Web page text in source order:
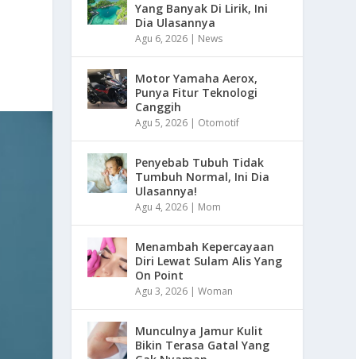
Yang Banyak Di Lirik, Ini
Dia Ulasannya
Agu 6, 2026 | News
Motor Yamaha Aerox,
Punya Fitur Teknologi
Canggih
Agu 5, 2026 | Otomotif
Penyebab Tubuh Tidak
Tumbuh Normal, Ini Dia
Ulasannya!
Agu 4, 2026 | Mom
Menambah Kepercayaan
Diri Lewat Sulam Alis Yang
On Point
Agu 3, 2026 |Woman
Munculnya Jamur Kulit
Bikin Terasa Gatal Yang